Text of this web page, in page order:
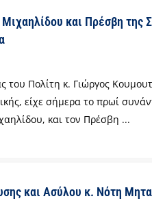
και Πρέσβη της
Πολίτη κ. Γιώργος
είχε σήμερα το πρωί
και τον Πρέσβη ...
και Ασύλου κ. Νότη